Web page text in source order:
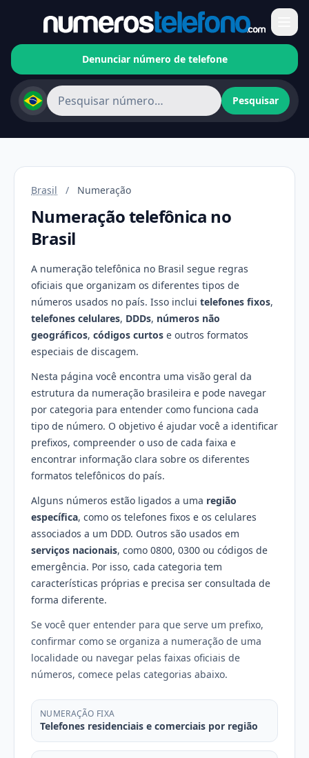
Denunciar número de telefone
Pesquisar
Brasil / Numeração
Numeração telefônica no
Brasil
A numeração telefônica no Brasil segue regras
oficiais que organizam os diferentes tipos de
números usados no país. Isso inclui telefones fixos,
telefones celulares, DDDs, números não
geográficos, códigos curtos e outros formatos
especiais de discagem.
Nesta página você encontra uma visão geral da
estrutura da numeração brasileira e pode navegar
por categoria para entender como funciona cada
tipo de número. O objetivo é ajudar você a identificar
prefixos, compreender o uso de cada faixa e
encontrar informação clara sobre os diferentes
formatos telefônicos do país.
Alguns números estão ligados a uma região
específica, como os telefones fixos e os celulares
associados a um DDD. Outros são usados em
serviços nacionais, como 0800, 0300 ou códigos de
emergência. Por isso, cada categoria tem
características próprias e precisa ser consultada de
forma diferente.
Se você quer entender para que serve um prefixo,
confirmar como se organiza a numeração de uma
localidade ou navegar pelas faixas oficiais de
números, comece pelas categorias abaixo.
NUMERAÇÃO FIXA
Telefones residenciais e comerciais por região